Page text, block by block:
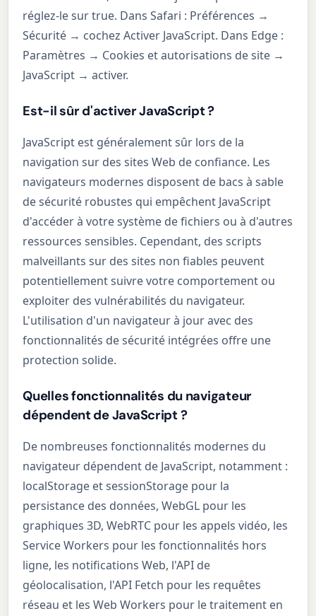
réglez-le sur true. Dans Safari : Préférences →
Sécurité → cochez Activer JavaScript. Dans Edge :
Paramètres → Cookies et autorisations de site →
JavaScript → activer.
Est-il sûr d'activer JavaScript ?
JavaScript est généralement sûr lors de la
navigation sur des sites Web de confiance. Les
navigateurs modernes disposent de bacs à sable
de sécurité robustes qui empêchent JavaScript
d'accéder à votre système de fichiers ou à d'autres
ressources sensibles. Cependant, des scripts
malveillants sur des sites non fiables peuvent
potentiellement suivre votre comportement ou
exploiter des vulnérabilités du navigateur.
L'utilisation d'un navigateur à jour avec des
fonctionnalités de sécurité intégrées offre une
protection solide.
Quelles fonctionnalités du navigateur
dépendent de JavaScript ?
De nombreuses fonctionnalités modernes du
navigateur dépendent de JavaScript, notamment :
localStorage et sessionStorage pour la
persistance des données, WebGL pour les
graphiques 3D, WebRTC pour les appels vidéo, les
Service Workers pour les fonctionnalités hors
ligne, les notifications Web, l'API de
géolocalisation, l'API Fetch pour les requêtes
réseau et les Web Workers pour le traitement en